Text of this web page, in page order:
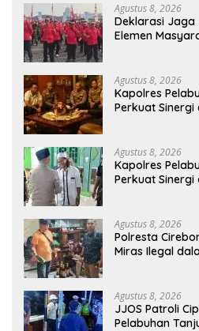
Agustus 8, 2026
Deklarasi Jaga
Elemen
Agustus 8, 2026
Kapolres
Perkuat Sinergi
Agustus 8, 2026
Kapolres
Perkuat Sinergi
Agustus 8, 2026
Polresta
Miras Ilegal
Agustus 8, 2026
JJOS Patroli
Pelabuhan